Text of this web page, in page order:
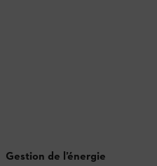
Gestion de l’énergie